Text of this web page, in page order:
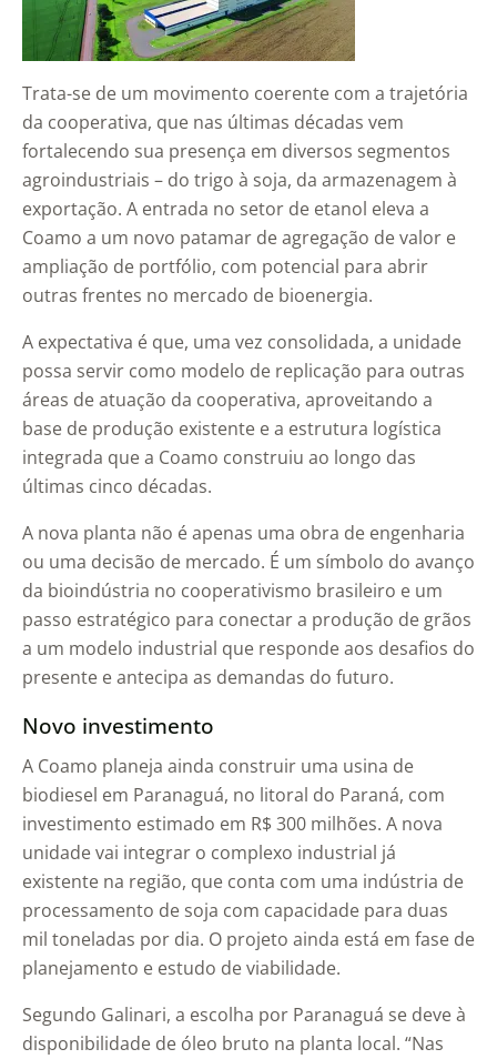
Trata-se de um movimento coerente com a trajetória
da cooperativa, que nas últimas décadas vem
fortalecendo sua presença em diversos segmentos
agroindustriais – do trigo à soja, da armazenagem à
exportação. A entrada no setor de etanol eleva a
Coamo a um novo patamar de agregação de valor e
ampliação de portfólio, com potencial para abrir
outras frentes no mercado de bioenergia.
A expectativa é que, uma vez consolidada, a unidade
possa servir como modelo de replicação para outras
áreas de atuação da cooperativa, aproveitando a
base de produção existente e a estrutura logística
integrada que a Coamo construiu ao longo das
últimas cinco décadas.
A nova planta não é apenas uma obra de engenharia
ou uma decisão de mercado. É um símbolo do avanço
da bioindústria no cooperativismo brasileiro e um
passo estratégico para conectar a produção de grãos
a um modelo industrial que responde aos desafios do
presente e antecipa as demandas do futuro.
Novo investimento
A Coamo planeja ainda construir uma usina de
biodiesel em Paranaguá, no litoral do Paraná, com
investimento estimado em R$ 300 milhões. A nova
unidade vai integrar o complexo industrial já
existente na região, que conta com uma indústria de
processamento de soja com capacidade para duas
mil toneladas por dia. O projeto ainda está em fase de
planejamento e estudo de viabilidade.
Segundo Galinari, a escolha por Paranaguá se deve à
disponibilidade de óleo bruto na planta local. “Nas